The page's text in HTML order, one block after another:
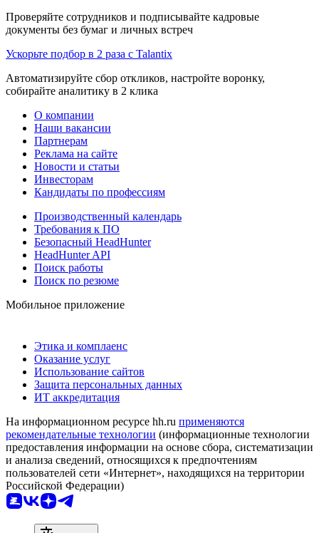
Проверяйте сотрудников и подписывайте кадровые
документы без бумаг и личных встреч
Ускорьте подбор в 2 раза с Talantix
Автоматизируйте сбор откликов, настройте воронку,
собирайте аналитику в 2 клика
О компании
Наши вакансии
Партнерам
Реклама на сайте
Новости и статьи
Инвесторам
Кандидаты по профессиям
Производственный календарь
Требования к ПО
Безопасный HeadHunter
HeadHunter API
Поиск работы
Поиск по резюме
Мобильное приложение
Этика и комплаенс
Оказание услуг
Использование сайтов
Защита персональных данных
ИТ аккредитация
На информационном ресурсе hh.ru применяются
рекомендательные технологии (информационные технологии
предоставления информации на основе сбора, систематизации
и анализа сведений, относящихся к предпочтениям
пользователей сети «Интернет», находящихся на территории
Российской Федерации)